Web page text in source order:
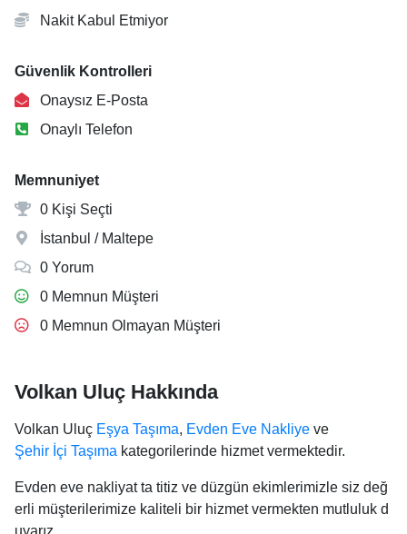
Nakit Kabul Etmiyor
Güvenlik Kontrolleri
Onaysız E-Posta
Onaylı Telefon
Memnuniyet
0 Kişi Seçti
İstanbul / Maltepe
0 Yorum
0 Memnun Müşteri
0 Memnun Olmayan Müşteri
Volkan Uluç Hakkında
Volkan Uluç Eşya Taşıma, Evden Eve Nakliye ve
Şehir İçi Taşıma kategorilerinde hizmet vermektedir.
Evden eve nakliyat ta titiz ve düzgün ekimlerimizle siz değ
erli müşterilerimize kaliteli bir hizmet vermekten mutluluk d
uyarız